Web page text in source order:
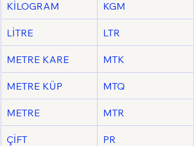
KİLOGRAM KGM
LİTRE LTR
METRE KARE MTK
METRE KÜP MTQ
METRE MTR
ÇİFT PR